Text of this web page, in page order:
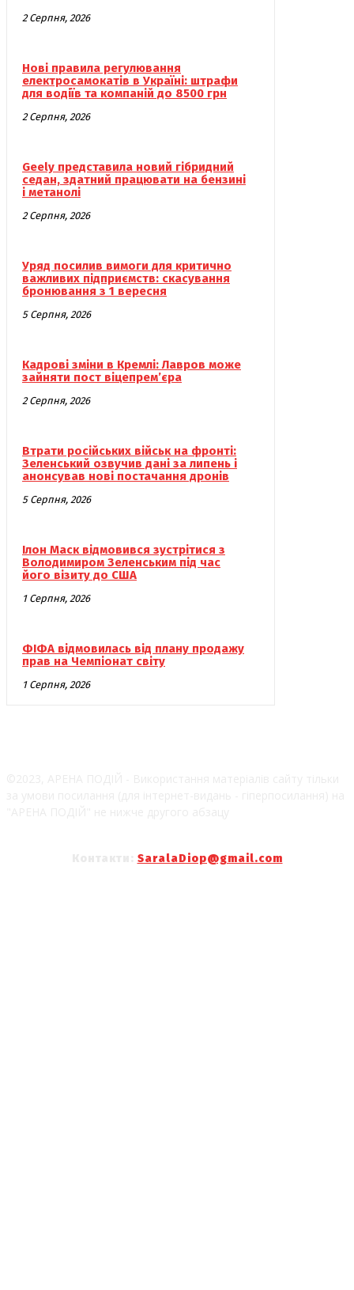
2 Серпня, 2026
Нові правила регулювання
електросамокатів в Україні: штрафи
для водіїв та компаній до 8500 грн
2 Серпня, 2026
Geely представила новий гібридний
седан, здатний працювати на бензині
і метанолі
2 Серпня, 2026
Уряд посилив вимоги для критично
важливих підприємств: скасування
бронювання з 1 вересня
5 Серпня, 2026
Кадрові зміни в Кремлі: Лавров може
зайняти пост віцепрем’єра
2 Серпня, 2026
Втрати російських військ на фронті:
Зеленський озвучив дані за липень і
анонсував нові постачання дронів
5 Серпня, 2026
Ілон Маск відмовився зустрітися з
Володимиром Зеленським під час
його візиту до США
1 Серпня, 2026
ФІФА відмовилась від плану продажу
прав на Чемпіонат світу
1 Серпня, 2026
SaralaDiop@gmail.com